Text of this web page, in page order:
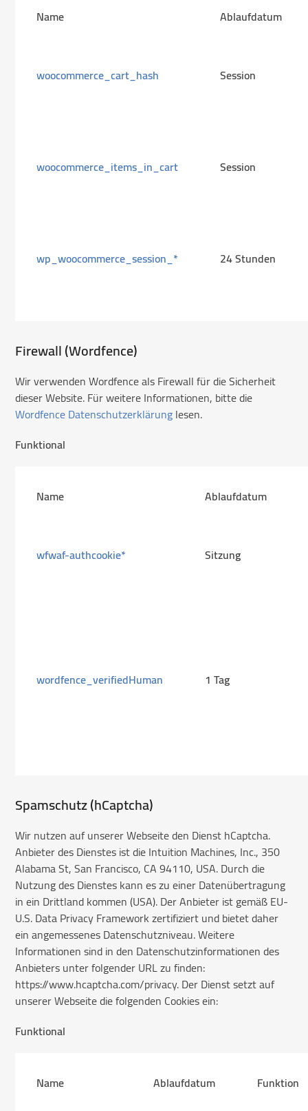
Name Ablaufdatum
woocommerce_cart_hash Session
woocommerce_items_in_cart Session
wp_woocommerce_session_* 24 Stunden
Firewall (Wordfence)
Wir verwenden Wordfence als Firewall für die Sicherheit
dieser Website. Für weitere Informationen, bitte die
Wordfence Datenschutzerklärunglesen.
Funktional
Name Ablaufdatum
wfwaf-authcookie* Sitzung
wordfence_verifiedHuman 1 Tag
Spamschutz (hCaptcha)
Wir nutzen auf unserer Webseite den Dienst hCaptcha.
Anbieter des Dienstes ist die Intuition Machines, Inc., 350
Alabama St, San Francisco, CA 94110, USA. Durch die
Nutzung des Dienstes kann es zu einer Datenübertragung
in ein Drittland kommen (USA). Der Anbieter ist gemäß EU-
U.S. Data Privacy Framework zertifiziert und bietet daher
ein angemessenes Datenschutzniveau. Weitere
Informationen sind in den Datenschutzinformationen des
Anbieters unter folgender URL zu finden:
https://www.hcaptcha.com/privacy. Der Dienst setzt auf
unserer Webseite die folgenden Cookies ein:
Funktional
Name Ablaufdatum Funktion